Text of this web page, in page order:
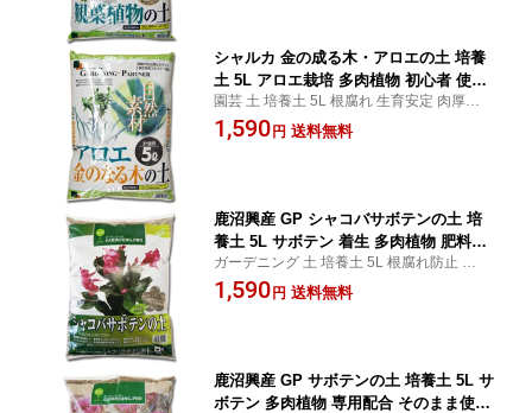
シャルカ 金の成る木・アロエの土 培養
土 5L アロエ栽培 多肉植物 初心者 使い
やすい
園芸 土 培養土 5L 根腐れ 生育安定 肉厚アロ
エ ベランダ 鉢植え プランター 庭 水はけ 多
肉植物 通気性 初心者 そのまま使える 金の
1,590円 送料無料
鹿沼興産 GP シャコバサボテンの土 培
養土 5L サボテン 着生 多肉植物 肥料配
合
ガーデニング 土 培養土 5L 根腐れ防止 花付
き向上 生育安定 扱いやすい シャコバサボ
テン サボテン カニサボテン バニーカクタ
1,590円 送料無料
鹿沼興産 GP サボテンの土 培養土 5L サ
ボテン 多肉植物 専用配合 そのまま使え